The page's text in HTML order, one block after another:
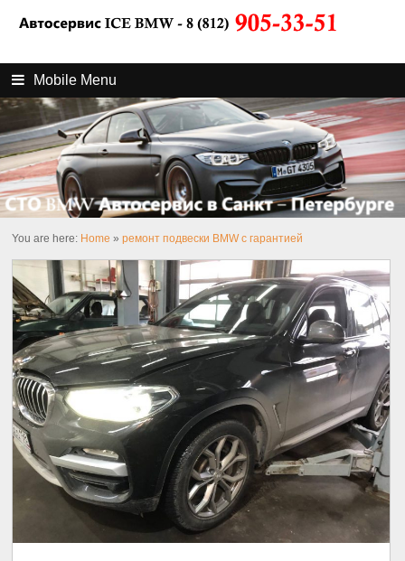
Mobile Menu
You are here: Home »ремонт подвески BMW с гарантией